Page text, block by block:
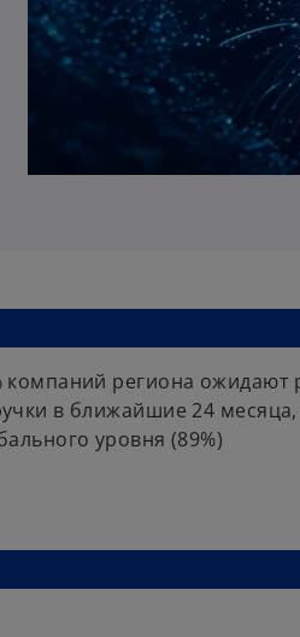
компаний региона ожидают
в ближайшие 24
уровня (89%)